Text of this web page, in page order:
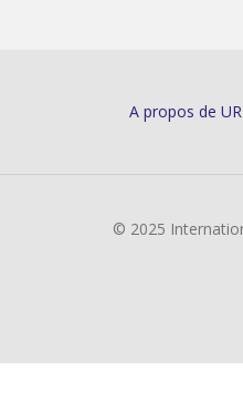
A propos de
© 2025